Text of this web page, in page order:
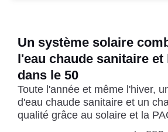
Un système solaire
l'eau chaude sanitaire et
dans le 50
Toute l'année et même l'hiver,
d'eau chaude sanitaire et un
qualité grâce au solaire et la